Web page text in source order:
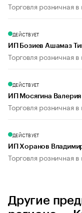
Торговля розничная
ДЕЙСТВУЕТ
ИП Бозиев Ашамаз
Торговля розничная
ДЕЙСТВУЕТ
ИП Мосягина
Торговля розничная
ДЕЙСТВУЕТ
ИП Хоранов
Торговля розничная
Другие